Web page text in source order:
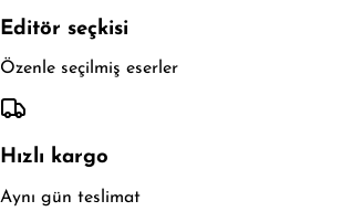
Editör seçkisi
Özenle seçilmiş eserler
Hızlı kargo
Aynı gün teslimat